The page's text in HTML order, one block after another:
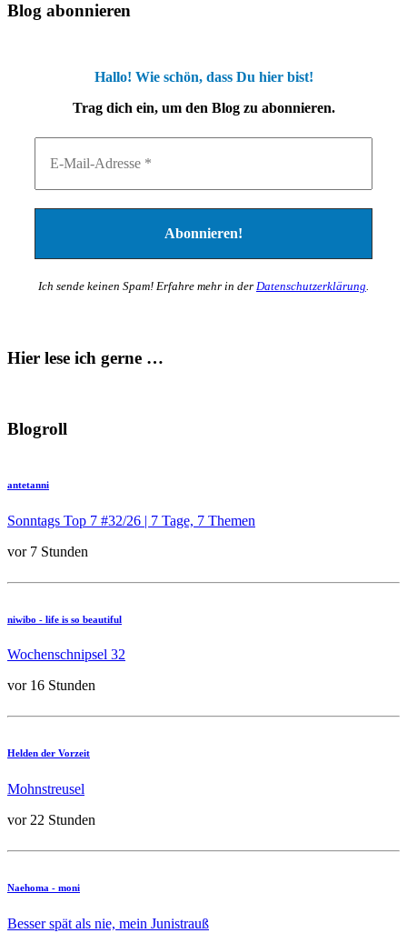
Blog abonnieren
Hallo! Wie schön, dass Du hier bist!
Trag dich ein, um den Blog zu abonnieren.
Ich sende keinen Spam! Erfahre mehr in der Datenschutzerklärung
Hier lese ich gerne …
Blogroll
antetanni
Sonntags Top 7 #32/26 | 7 Tage, 7 Themen
vor 7 Stunden
niwibo - life is so beautiful
Wochenschnipsel 32
vor 16 Stunden
Helden der Vorzeit
Mohnstreusel
vor 22 Stunden
Naehoma - moni
Besser spät als nie, mein Junistrauß